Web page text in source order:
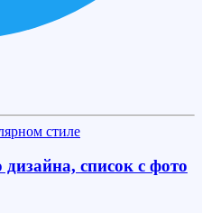
список с фото